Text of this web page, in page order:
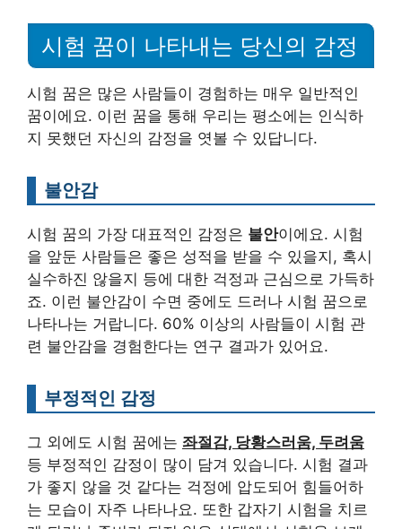
시험 꿈이 나타내는 당신의 감정
시험 꿈은 많은 사람들이 경험하는 매우 일반적인
꿈이에요. 이런 꿈을 통해 우리는 평소에는 인식하
지 못했던 자신의 감정을 엿볼 수 있답니다.
불안감
시험 꿈의 가장 대표적인 감정은 불안이에요. 시험
을 앞둔 사람들은 좋은 성적을 받을 수 있을지, 혹시
실수하진 않을지 등에 대한 걱정과 근심으로 가득하
죠. 이런 불안감이 수면 중에도 드러나 시험 꿈으로
나타나는 거랍니다. 60% 이상의 사람들이 시험 관
련 불안감을 경험한다는 연구 결과가 있어요.
부정적인 감정
그 외에도 시험 꿈에는 좌절감, 당황스러움, 두려움
등 부정적인 감정이 많이 담겨 있습니다. 시험 결과
가 좋지 않을 것 같다는 걱정에 압도되어 힘들어하
는 모습이 자주 나타나요. 또한 갑자기 시험을 치르